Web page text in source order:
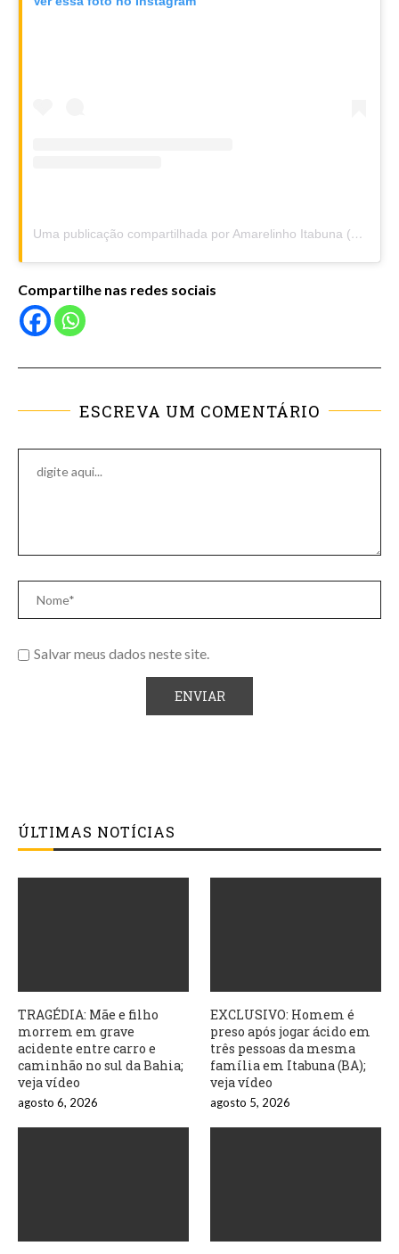
Uma publicação compartilhada por Amarelinho Itabuna (@amarelinhoitabuna)
Compartilhe nas redes sociais
ESCREVA UM COMENTÁRIO
Salvar meus dados neste site.
ÚLTIMAS NOTÍCIAS
TRAGÉDIA: Mãe e filho
morrem em grave
acidente entre carro e
caminhão no sul da Bahia;
veja vídeo
agosto 6, 2026
EXCLUSIVO: Homem é
preso após jogar ácido em
três pessoas da mesma
família em Itabuna (BA);
veja vídeo
agosto 5, 2026